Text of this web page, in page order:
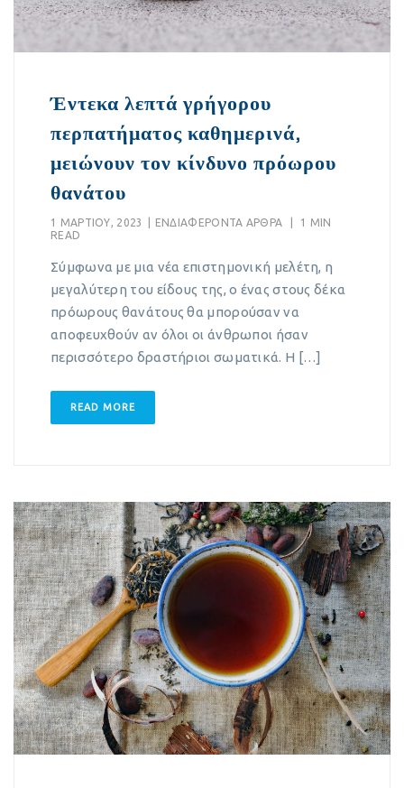
Έντεκα λεπτά γρήγορου
περπατήματος καθημερινά,
μειώνουν τον κίνδυνο πρόωρου
θανάτου
1 ΜΑΡΤΊΟΥ, 2023 EΝΔΙΑΦΈΡΟΝΤΑ ΆΡΘΡΑ
1 MIN
READ
Σύμφωνα με μια νέα επιστημονική μελέτη, η
μεγαλύτερη του είδους της, ο ένας στους δέκα
πρόωρους θανάτους θα μπορούσαν να
αποφευχθούν αν όλοι οι άνθρωποι ήσαν
περισσότερο δραστήριοι σωματικά. Η […]
READ MORE